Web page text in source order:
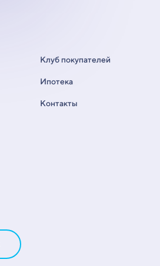
Клуб покупателей
Ипотека
Контакты